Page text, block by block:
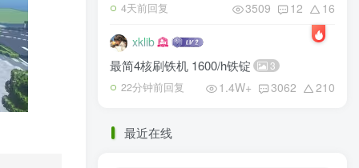
4天前回复 3509 12 16
xklib
最简4核刷铁机 1600/h铁锭 3
22分钟前回复 1.4W+ 3062 210
最近在线